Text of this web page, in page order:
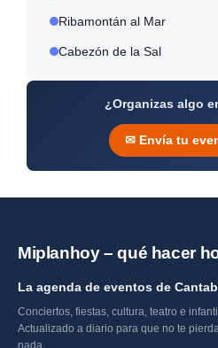
Ribamontán al Mar
Cabezón de la Sal
¿Organizas algo
✉ Envía tu
Miplanhoy – qué hacer
La agenda de eventos de
Conciertos, fiestas, cultura, teatro e
Actualizado a diario para que no te
nada.